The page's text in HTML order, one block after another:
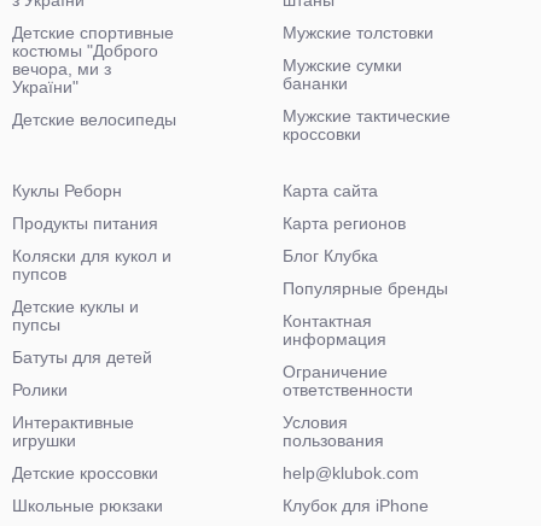
Детские спортивные
костюмы "Доброго
вечора, ми з
України"
Детские велосипеды
Мужские толстовки
Мужские сумки
бананки
Мужские тактические
кроссовки
Куклы Реборн
Продукты питания
Коляски для кукол и
пупсов
Детские куклы и
пупсы
Батуты для детей
Ролики
Интерактивные
игрушки
Детские кроссовки
Школьные рюкзаки
Карта сайта
Карта регионов
Блог Клубка
Популярные бренды
Контактная
информация
Ограничение
ответственности
Условия
пользования
help@klubok.com
Клубок для iPhone